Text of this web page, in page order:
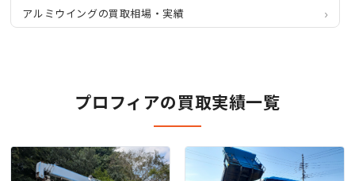
アルミウイングの買取相場・実績
プロフィアの買取実績一覧